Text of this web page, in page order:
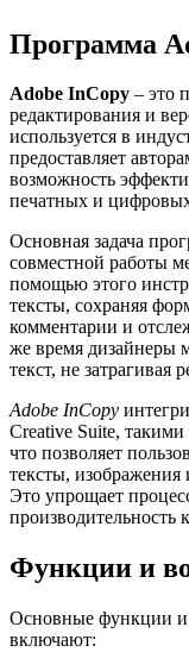
Программа
Adobe InCopy – это
редактирования и
используется в
предоставляет
возможность
печатных и
Основная задача
совместной работы
помощью этого
тексты, сохраняя
комментарии и
же время дизайнеры
текст, не затрагивая
Adobe InCopy
Creative Suite,
что позволяет
тексты,
Это упрощает
производительность
Функции и
Основные функции
включают: